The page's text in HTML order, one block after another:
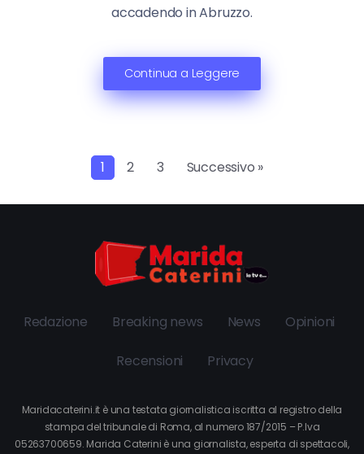
accadendo in Abruzzo.
Continua a Leggere
1 2 3 Successivo »
Redazione Breaking news News Opinioni
Recensioni Privacy
Maridacaterini.it è una testata giornalistica iscritta al registro della
stampa del tribunale di Roma, al numero 187/2015 – P.Iva
05263700659. Marida Caterini è una giornalista, esperta di spettacoli,